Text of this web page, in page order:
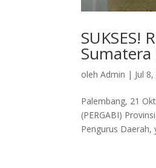
SUKSES!
Sumatera
olehAdmin | Jul
Palembang, 21
(PERGABI)
Pengurus Daerah,